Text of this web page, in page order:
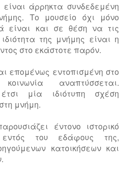
άρρηκτα συνδεδεμένη
Το μουσείο όχι μόνο
είναι και σε θέση να τις
της μνήμης είναι η
στο εκάστοτε παρόν.
επομένως εντοπισμένη στο
αναπτύσσεται.
μία ιδιότυπη σχέση
μνήμη.
έντονο ιστορικό
του εδάφους της,
κατοικήσεων και